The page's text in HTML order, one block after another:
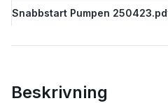
Snabbstart Pumpen
Beskrivning